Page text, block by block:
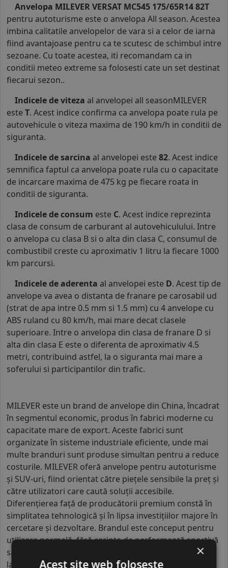
Anvelopa MILEVER VERSAT MC545 175/65R14 82T
pentru autoturisme este o anvelopa All season. Acestea
imbina calitatile anvelopelor de vara si a celor de iarna
fiind avantajoase pentru ca te scutesc de schimbul intre
sezoane. Cu toate acestea, iti recomandam ca in
conditii meteo extreme sa folosesti cate un set destinat
fiecarui sezon..
Indicele de viteza al anvelopei all seasonMILEVER
este T. Acest indice confirma ca anvelopa poate rula pe
autovehicule o viteza maxima de 190 km/h in conditii de
siguranta.
Indicele de sarcina al anvelopei este 82. Acest indice
semnifica faptul ca anvelopa poate rula cu o capacitate
de incarcare maxima de 475 kg pe fiecare roata in
conditii de siguranta.
Indicele de consum este C. Acest indice reprezinta
clasa de consum de carburant al autovehiculului. Intre
o anvelopa cu clasa B si o alta din clasa C, consumul de
combustibil creste cu aproximativ 1 litru la fiecare 1000
km parcursi.
Indicele de aderenta al anvelopei este D. Acest tip de
anvelope va avea o distanta de franare pe carosabil ud
(strat de apa intre 0.5 mm si 1.5 mm) cu 4 anvelope cu
ABS ruland cu 80 km/h, mai mare decat clasele
superioare. Intre o anvelopa din clasa de franare D si
alta din clasa E este o diferenta de aproximativ 4.5
metri, contribuind astfel, la o siguranta mai mare a
soferului si participantilor din trafic.
MILEVER este un brand de anvelope din China, încadrat
în segmentul economic, produs în fabrici moderne cu
capacitate mare de export. Aceste fabrici sunt
organizate în sisteme industriale eficiente, unde mai
multe branduri sunt produse simultan pentru a reduce
costurile. MILEVER oferă anvelope pentru autoturisme
și SUV-uri, fiind orientat către piețele sensibile la preț și
către utilizatori care caută soluții accesibile.
Diferențierea față de producătorii premium constă în
simplitatea tehnologică și în lipsa investițiilor majore în
cercetare și dezvoltare. Brandul este conceput pentru
utilizare normală, fără cerințe de performanță sportivă
sau condiții extreme de drum. Se remarcă prin gama
largă de dimensiuni disponibile și prin prezența
×
Acest site web folosește